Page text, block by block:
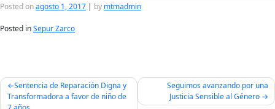
Posted onagosto 1, 2017 | by mtmadmin
Posted inSepur Zarco
Navegación
de
Sentencia de Reparación Digna y
Transformadora a favor de niño de
Seguimos avanzando por una
Justicia Sensible al Género